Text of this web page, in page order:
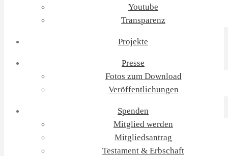
Youtube
Transparenz
Projekte
Presse
Fotos zum Download
Veröffentlichungen
Spenden
Mitglied werden
Mitgliedsantrag
Testament & Erbschaft